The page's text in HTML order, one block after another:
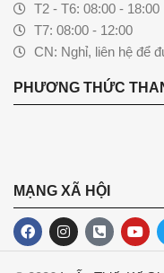
T2 - T6: 08:00 - 18:00
T7: 08:00 - 12:00
CN: Nghỉ, liên hệ để
PHƯƠNG THỨC
MẠNG XÃ HỘI